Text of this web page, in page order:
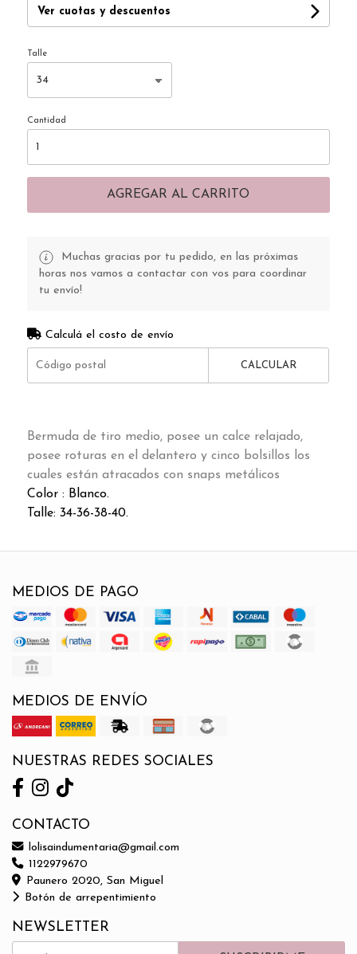
Ver cuotas y descuentos
Talle
Cantidad
AGREGAR AL CARRITO
Muchas gracias por tu pedido, en las próximas
horas nos vamos a contactar con vos para coordinar
tu envío!
Calculá el costo de envío
CALCULAR
Bermuda de tiro medio, posee un calce relajado,
posee roturas en el delantero y cinco bolsillos los
cuales están atracados con snaps metálicos
Color : Blanco.
Talle: 34-36-38-40.
MEDIOS DE PAGO
MEDIOS DE ENVÍO
NUESTRAS REDES SOCIALES
CONTACTO
lolisaindumentaria@gmail.com
1122979670
Paunero 2020, San Miguel
Botón de arrepentimiento
NEWSLETTER